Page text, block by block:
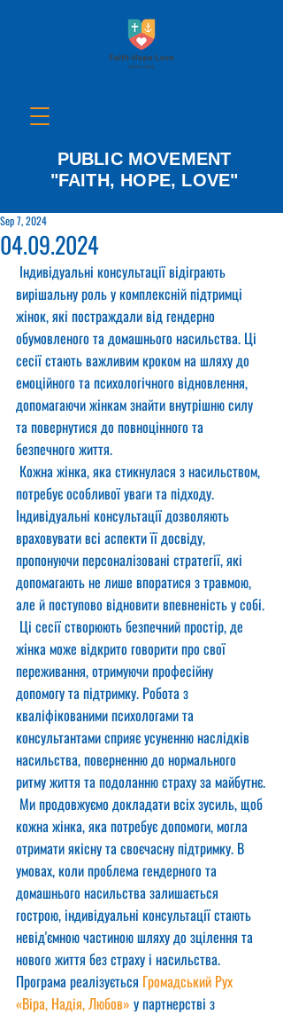
PUBLIC MOVEMENT
"FAITH, HOPE, LOVE"
04.09.2024
Sep 7, 2024
Індивідуальні консультації відіграють
вирішальну роль у комплексній підтримці
жінок, які постраждали від гендерно
обумовленого та домашнього насильства. Ці
сесії стають важливим кроком на шляху до
емоційного та психологічного відновлення,
допомагаючи жінкам знайти внутрішню силу
та повернутися до повноцінного та
безпечного життя.
Кожна жінка, яка стикнулася з насильством,
потребує особливої уваги та підходу.
Індивідуальні консультації дозволяють
враховувати всі аспекти її досвіду,
пропонуючи персоналізовані стратегії, які
допомагають не лише впоратися з травмою,
але й поступово відновити впевненість у собі.
Ці сесії створюють безпечний простір, де
жінка може відкрито говорити про свої
переживання, отримуючи професійну
допомогу та підтримку. Робота з
кваліфікованими психологами та
консультантами сприяє усуненню наслідків
насильства, поверненню до нормального
ритму життя та подоланню страху за майбутнє.
Ми продовжуємо докладати всіх зусиль, щоб
кожна жінка, яка потребує допомоги, могла
отримати якісну та своєчасну підтримку. В
умовах, коли проблема гендерного та
домашнього насильства залишається
гострою, індивідуальні консультації стають
невід'ємною частиною шляху до зцілення та
нового життя без страху і насильства.
Програма реалізується Громадський Рух
«Віра, Надія, Любов» у партнерстві з